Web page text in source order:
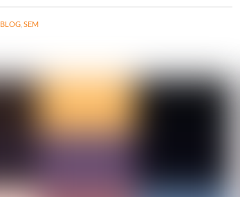
BLOG, SEM